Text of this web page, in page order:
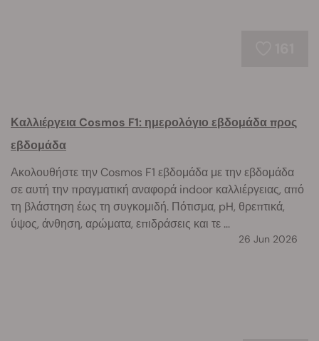
Καλλιέργεια Cosmos F1: ημερολόγιο εβδομάδα προς
εβδομάδα
Ακολουθήστε την Cosmos F1 εβδομάδα με την εβδομάδα
σε αυτή την πραγματική αναφορά indoor καλλιέργειας, από
τη βλάστηση έως τη συγκομιδή. Πότισμα, pH, θρεπτικά,
ύψος, άνθηση, αρώματα, επιδράσεις και τε ...
26 Jun 2026